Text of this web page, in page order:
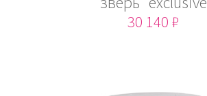
30 140 ₽